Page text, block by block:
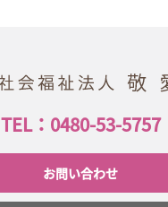
TEL：0480-53-5757
お問い合わせ